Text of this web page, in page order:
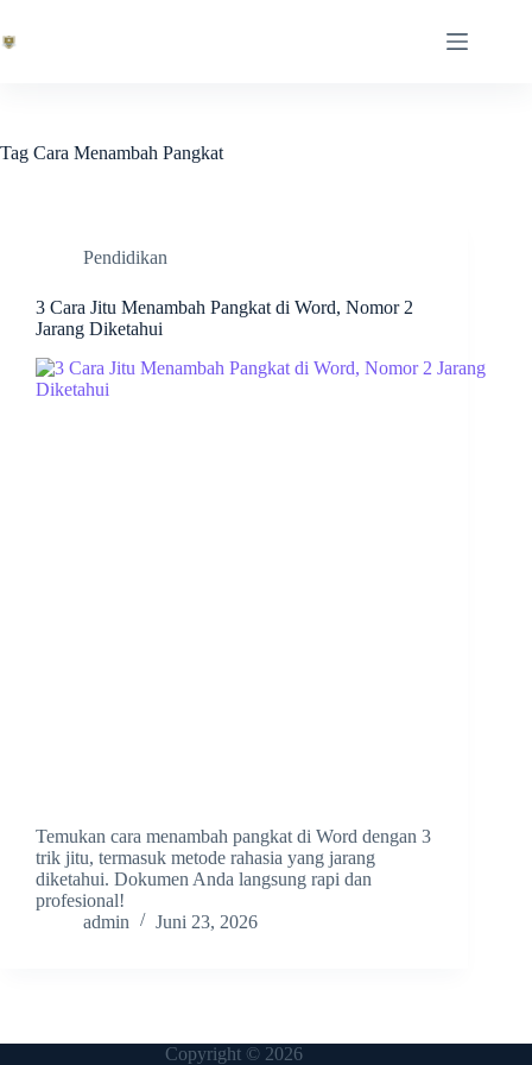
content
Tag Cara Menambah Pangkat
Pendidikan
3 Cara Jitu Menambah Pangkat di Word, Nomor 2
Jarang Diketahui
Temukan cara menambah pangkat di Word dengan 3
trik jitu, termasuk metode rahasia yang jarang
diketahui. Dokumen Anda langsung rapi dan
profesional!
admin
Juni 23, 2026
Copyright © 2026